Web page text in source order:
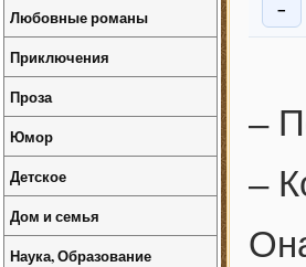
−
–
–
Любовные романы
Приключения
Проза
Юмор
Детское
Дом и семья
Наука, Образование